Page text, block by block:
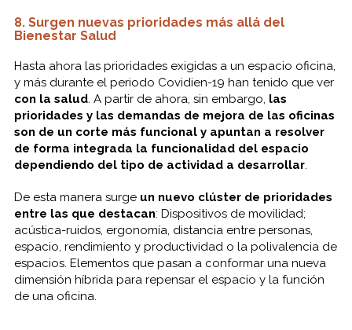
8. Surgen nuevas prioridades más allá del
Bienestar Salud
Hasta ahora las prioridades exigidas a un espacio oficina,
y más durante el periodo Covidien-19 han tenido que ver
con la salud. A partir de ahora, sin embargo, las
prioridades y las demandas de mejora de las oficinas
son de un corte más funcional y apuntan a resolver
de forma integrada la funcionalidad del espacio
dependiendo del tipo de actividad a desarrollar.
De esta manera surge un nuevo clúster de prioridades
entre las que destacan: Dispositivos de movilidad;
acústica-ruidos, ergonomía, distancia entre personas,
espacio, rendimiento y productividad o la polivalencia de
espacios. Elementos que pasan a conformar una nueva
dimensión híbrida para repensar el espacio y la función
de una oficina.